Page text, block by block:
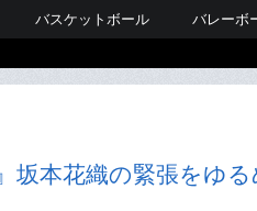
バスケットボール バレーボ
坂本花織の緊張をゆ